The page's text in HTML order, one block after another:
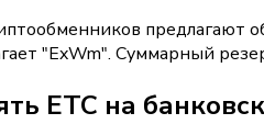
предлагают
"ExWm". Суммарный
ETC на